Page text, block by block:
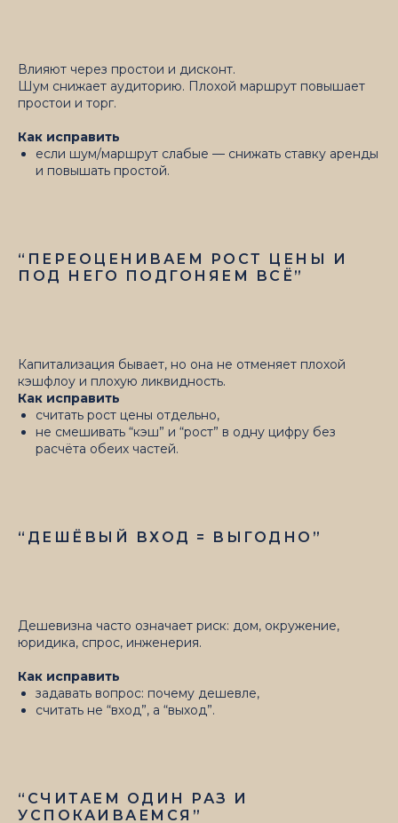
Влияют через простои и дисконт.
Шум снижает аудиторию. Плохой маршрут повышает
простои и торг.
Как исправить
если шум/маршрут слабые — снижать ставку аренды
и повышать простой.
“ПЕРЕОЦЕНИВАЕМ РОСТ ЦЕНЫ И
ПОД НЕГО ПОДГОНЯЕМ ВСЁ”
Капитализация бывает, но она не отменяет плохой
кэшфлоу и плохую ликвидность.
Как исправить
считать рост цены отдельно,
не смешивать “кэш” и “рост” в одну цифру без
расчёта обеих частей.
“ДЕШЁВЫЙ ВХОД = ВЫГОДНО”
Дешевизна часто означает риск: дом, окружение,
юридика, спрос, инженерия.
Как исправить
задавать вопрос: почему дешевле,
считать не “вход”, а “выход”.
“СЧИТАЕМ ОДИН РАЗ И
УСПОКАИВАЕМСЯ”